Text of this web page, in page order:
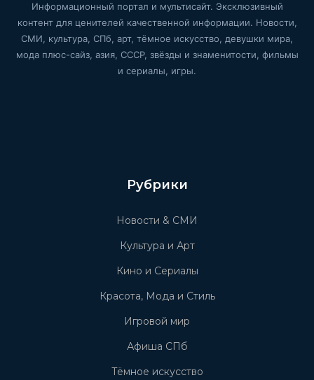
Информационный портал и мультисайт. Эксклюзивный
контент для ценителей качественной информации. Новости,
СМИ, культура, СПб, арт, тёмное искусство, девушки мира,
мода плюс-сайз, азия, СССР, звёзды и знаменитости, фильмы
и сериалы, игры.
Рубрики
Новости & СМИ
Культура и Арт
Кино и Сериалы
Красота, Мода и Стиль
Игровой мир
Афиша СПб
Тёмное искусство